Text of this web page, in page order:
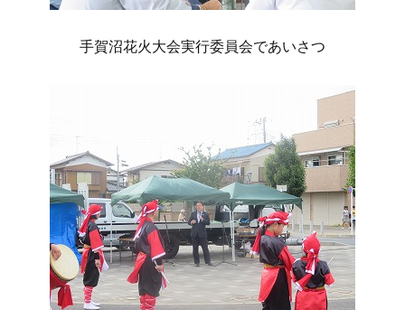
手賀沼花火大会実行委員会であいさつ